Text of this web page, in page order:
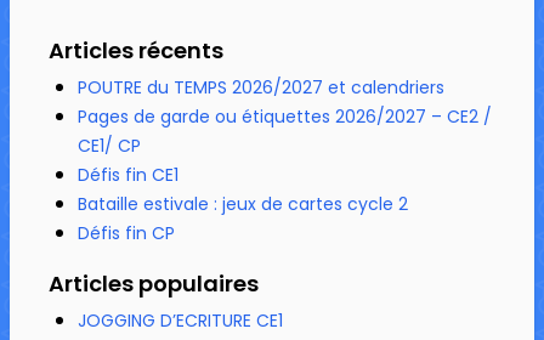
Articles récents
POUTRE du TEMPS 2026/2027 et calendriers
Pages de garde ou étiquettes 2026/2027 – CE2 /
CE1/ CP
Défis fin CE1
Bataille estivale : jeux de cartes cycle 2
Défis fin CP
Articles populaires
JOGGING D’ECRITURE CE1